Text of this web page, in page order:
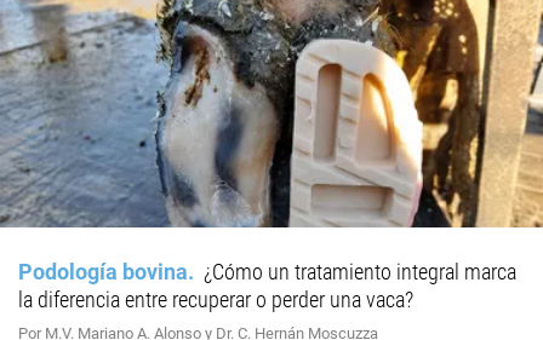
Podología bovina
¿Cómo un tratamiento integral marca
la diferencia entre recuperar o perder una vaca?
Por M.V. Mariano A. Alonso y Dr. C. Hernán Moscuzza